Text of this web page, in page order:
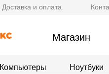
Доставка и оплата
Магазин
Компьютеры Ноутбуки